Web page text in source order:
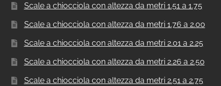
Scale a chiocciola con altezza da metri 1.51 a 1.75
Scale a chiocciola con altezza da metri 1.76 a 2.00
Scale a chiocciola con altezza da metri 2.01 a 2.25
Scale a chiocciola con altezza da metri 2.26 a 2.50
Scale a chiocciola con altezza da metri 2.51 a 2.75